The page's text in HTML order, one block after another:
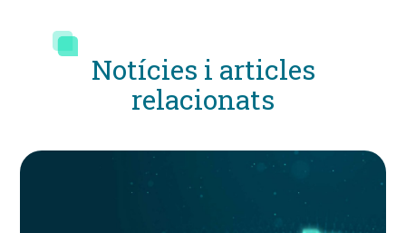
Notícies i articles
relacionats